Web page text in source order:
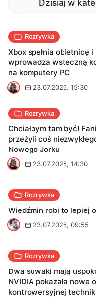
Dzisiaj w
Rozrywka
Xbox spełnia obietnicę
wprowadza wsteczną
na komputery PC
B
23.07.2026, 15:30
Rozrywka
Chciałbym tam być!
przeżyli coś
Nowego Jorku
B
23.07.2026, 14:30
Rozrywka
Wiedźmin robi to lepiej
M
23.07.2026, 09:55
Rozrywka
Dwa suwaki mają
NVIDIA pokazała nowe
kontrowersyjnej techniki